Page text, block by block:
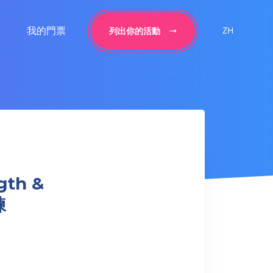
我的門票 列出你的活動 ZH
&